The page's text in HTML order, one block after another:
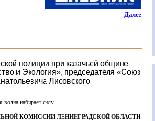
Далее
полиции при казачьей общине
и Экология», председателя «Союз
Лисовского
волна набирает силу.
КОМИССИИ ЛЕНИНГРАДСКОЙ ОБЛАСТИ